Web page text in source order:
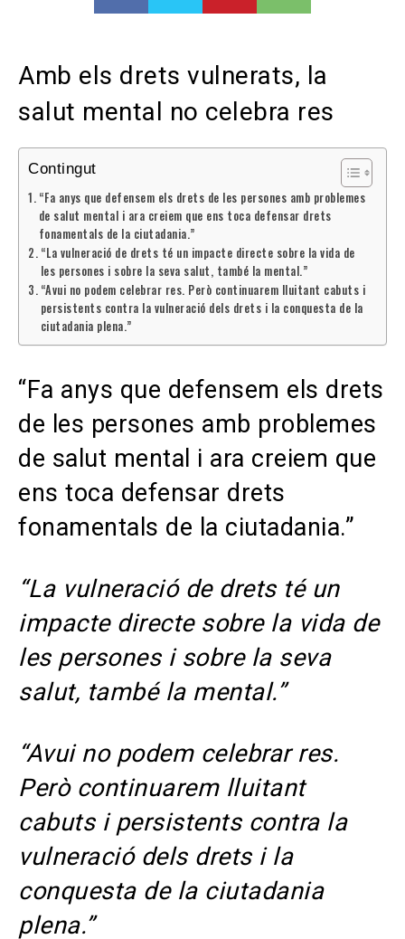
Amb els drets vulnerats, la
salut mental no celebra res
Contingut
“Fa anys que defensem els drets de les persones amb problemes
de salut mental i ara creiem que ens toca defensar drets
fonamentals de la ciutadania.”
“La vulneració de drets té un impacte directe sobre la vida de
les persones i sobre la seva salut, també la mental.”
“Avui no podem celebrar res. Però continuarem lluitant cabuts i
persistents contra la vulneració dels drets i la conquesta de la
ciutadania plena.”
“Fa anys que defensem els drets
de les persones amb problemes
de salut mental i ara creiem que
ens toca defensar drets
fonamentals de la ciutadania.”
“La vulneració de drets té un
impacte directe sobre la vida de
les persones i sobre la seva
salut, també la mental.”
“Avui no podem celebrar res.
Però continuarem lluitant
cabuts i persistents contra la
vulneració dels drets i la
conquesta de la ciutadania
plena.”